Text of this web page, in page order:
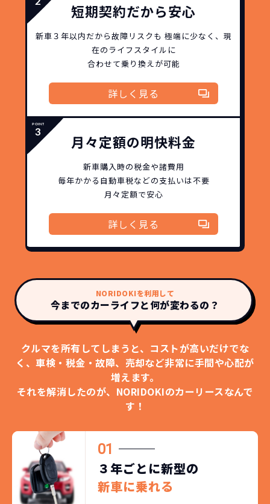
短期契約だから安心
新車３年以内だから故障リスクも 極端に少なく、 現
在のライフスタイルに
合わせて乗り換えが可能
詳しく見る
月々定額の明快料金
新車購入時の税金や諸費用
毎年かかる自動車税などの支払いは不要
月々定額で安心
詳しく見る
NORIDOKIを利用して
今までのカーライフと何が変わるの？
クルマを所有してしまうと、コストが高いだけでな
く、車検・税金・故障、売却など非常に手間や心配が
増えます。
それを解消したのが、NORIDOKIのカーリースなんで
す！
01
３年ごとに新型の
新車に乗れる